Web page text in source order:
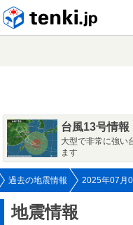
台風13号情報
大型で非常に強い
ます
過去の地震情報 2025年07月
地震情報